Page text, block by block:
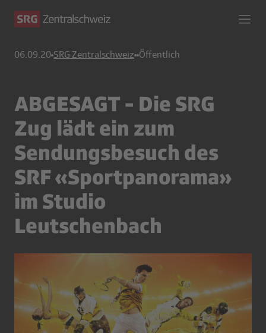
06.09.20 SRG Zentralschweiz Öffentlich
ABGESAGT - Die SRG
Zug lädt ein zum
Sendungsbesuch des
SRF «Sportpanorama»
im Studio
Leutschenbach